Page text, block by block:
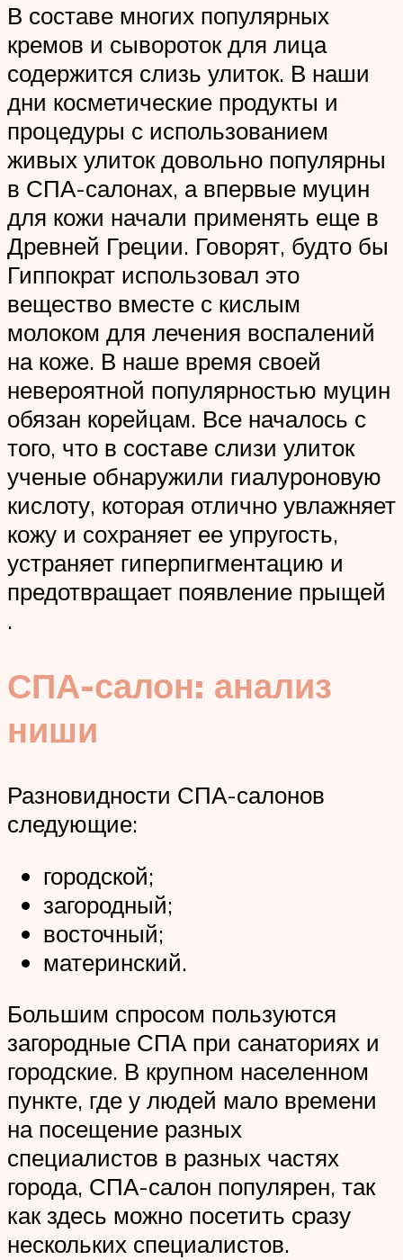
В составе многих популярных
кремов и сывороток для лица
содержится слизь улиток. В наши
дни косметические продукты и
процедуры с использованием
живых улиток довольно популярны
в СПА-салонах, а впервые муцин
для кожи начали применять еще в
Древней Греции. Говорят, будто бы
Гиппократ использовал это
вещество вместе с кислым
молоком для лечения воспалений
на коже. В наше время своей
невероятной популярностью муцин
обязан корейцам. Все началось с
того, что в составе слизи улиток
ученые обнаружили гиалуроновую
кислоту, которая отлично увлажняет
кожу и сохраняет ее упругость,
устраняет гиперпигментацию и
предотвращает появление прыщей
.
СПА-салон: анализ
ниши
Разновидности СПА-салонов
следующие:
городской;
загородный;
восточный;
материнский.
Большим спросом пользуются
загородные СПА при санаториях и
городские. В крупном населенном
пункте, где у людей мало времени
на посещение разных
специалистов в разных частях
города, СПА-салон популярен, так
как здесь можно посетить сразу
нескольких специалистов.